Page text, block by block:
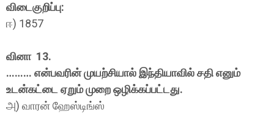
விடைகுறிப்பு:
ஈ) 1857
வினா 13.
……… என்பவரின் முயற்சியால் இந்தியாவில் சதி எனும்
உடன்கட்டை ஏறும் முறை ஒழிக்கப்பட்டது.
அ) வாரன் ஹேஸ்டிங்ஸ்